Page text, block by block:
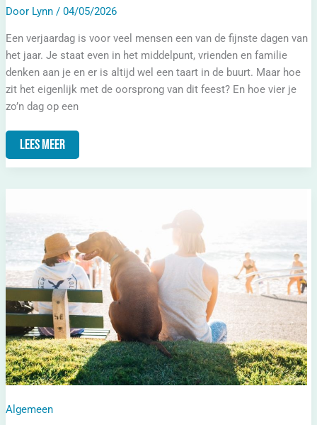
Door Lynn/04/05/2026
Een verjaardag is voor veel mensen een van de fijnste dagen van
het jaar. Je staat even in het middelpunt, vrienden en familie
denken aan je en er is altijd wel een taart in de buurt. Maar hoe
zit het eigenlijk met de oorsprong van dit feest? En hoe vier je
zo’n dag op een
Lees Meer
Algemeen
Cadeau?
Juiste
Spelling
Uitgelegd